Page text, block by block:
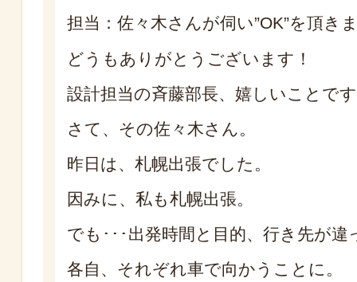
担当：佐々木さんが伺い”OK”を頂き
どうもありがとうございます！
設計担当の斉藤部長、嬉しいことで
さて、その佐々木さん。
昨日は、札幌出張でした。
因みに、私も札幌出張。
でも･･･出発時間と目的、行き先が違
各自、それぞれ車で向かうことに。